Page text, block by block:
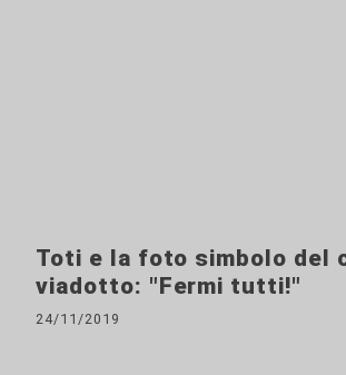
Toti e la foto simbolo del
viadotto: "Fermi tutti!"
24/11/2019